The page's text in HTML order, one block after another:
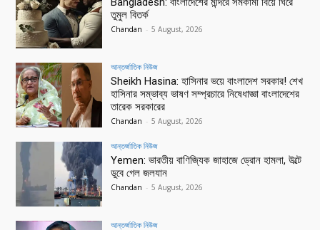
তুমুল বিতর্ক
Chandan - 5 August, 2026
আন্তর্জাতিক নিউজ
Sheikh Hasina: হাসিনার ভয়ে বাংলাদেশ সরকার! শেখ
হাসিনার সম্ভাব্য ভাষণ সম্প্রচারে নিষেধাজ্ঞা বাংলাদেশের
তারেক সরকারের
Chandan - 5 August, 2026
আন্তর্জাতিক নিউজ
Yemen: ভারতীয় বাণিজ্যিক জাহাজে ড্রোন হামলা, উল্টে
ডুবে গেল জলযান
Chandan - 5 August, 2026
আন্তর্জাতিক নিউজ